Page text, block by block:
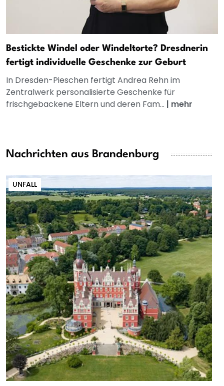
Bestickte Windel oder Windeltorte? Dresdnerin
fertigt individuelle Geschenke zur Geburt
In Dresden-Pieschen fertigt Andrea Rehn im
Zentralwerk personalisierte Geschenke für
frischgebackene Eltern und deren Fam... | mehr
Nachrichten aus Brandenburg
UNFALL